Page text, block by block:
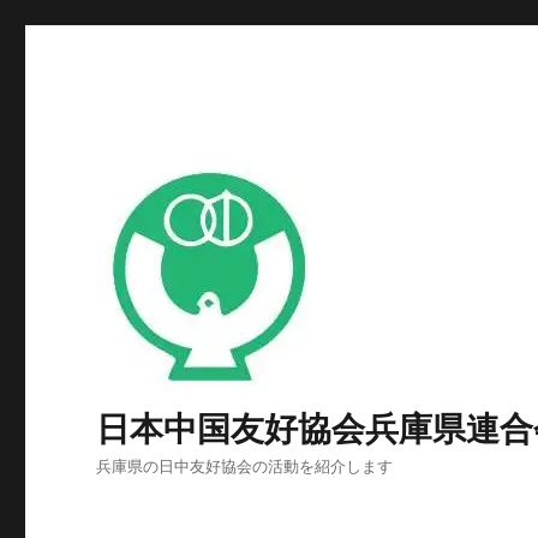
日本中国友好協会兵庫県連
兵庫県の日中友好協会の活動を紹介します